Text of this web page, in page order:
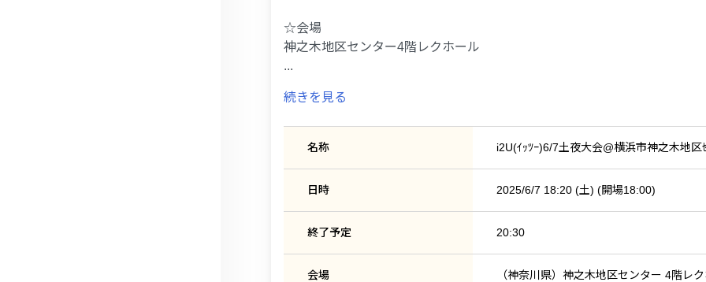
☆会場
神之木地区センター4階レクホール
...
続きを見る
名称 i2U(ｲｯﾂｰ)6/7土夜大会@横浜市神之木地区
日時 2025/6/7 18:20 (土) (開場18:00)
終了予定 20:30
会場 （神奈川県）神之木地区センター 4階レ